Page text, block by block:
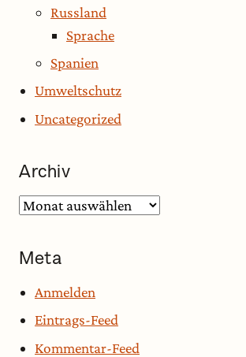
Russland
Sprache
Spanien
Umweltschutz
Uncategorized
Archiv
Archiv
Meta
Anmelden
Eintrags-Feed
Kommentar-Feed